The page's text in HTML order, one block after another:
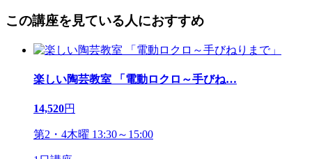
この講座を見ている人におすすめ
楽しい陶芸教室 「電動ロクロ～手びね…
14,520円
第2・4木曜 13:30～15:00